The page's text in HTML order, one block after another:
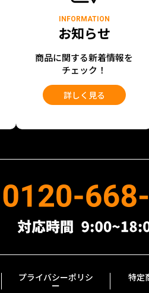
INFORMATION
お知らせ
商品に関する新着情報を
チェック！
詳しく見る
プライバシーポリシ
ー
特定